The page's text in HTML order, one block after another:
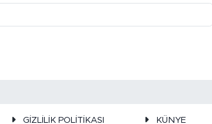
GİZLİLİK POLİTİKASI
KÜNYE